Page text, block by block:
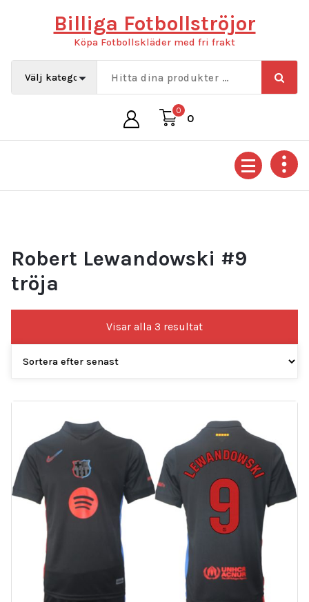
Billiga Fotbollströjor
Köpa Fotbollskläder med fri frakt
0
0
Robert Lewandowski #9
tröja
Visar alla 3 resultatSortera
efter